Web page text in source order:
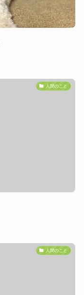
人間のこと
人間のこと